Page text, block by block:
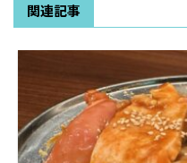
関連記事